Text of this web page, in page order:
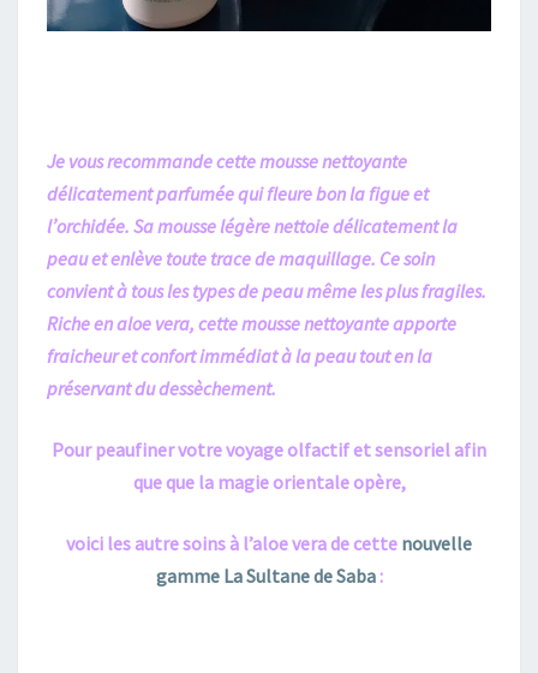
Je vous recommande cette mousse nettoyante
délicatement parfumée qui fleure bon la figue et
l’orchidée. Sa mousse légère nettoie délicatement la
peau et enlève toute trace de maquillage. Ce soin
convient à tous les types de peau même les plus fragiles.
Riche en aloe vera, cette mousse nettoyante apporte
fraicheur et confort immédiat à la peau tout en la
préservant du dessèchement.
Pour peaufiner votre voyage olfactif et sensoriel afin
que que la magie orientale opère,
voici les autre soins à l’aloe vera de cette nouvelle
gamme La Sultane de Saba: